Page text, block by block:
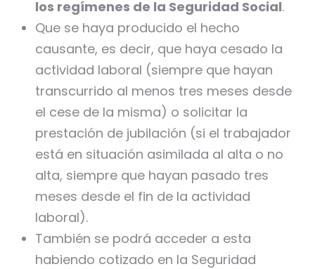
los regímenes de la Seguridad Social.
Que se haya producido el hecho
causante, es decir, que haya cesado la
actividad laboral (siempre que hayan
transcurrido al menos tres meses desde
el cese de la misma) o solicitar la
prestación de jubilación (si el trabajador
está en situación asimilada al alta o no
alta, siempre que hayan pasado tres
meses desde el fin de la actividad
laboral).
También se podrá acceder a esta
habiendo cotizado en la Seguridad